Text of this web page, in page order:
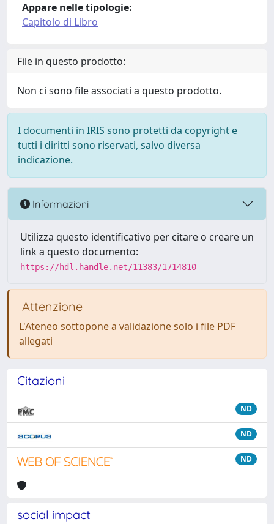
Appare nelle tipologie:
Capitolo di Libro
File in questo prodotto:
Non ci sono file associati a questo prodotto.
I documenti in IRIS sono protetti da copyright e
tutti i diritti sono riservati, salvo diversa
indicazione.
Informazioni
Utilizza questo identificativo per citare o creare un
link a questo documento:
https://hdl.handle.net/11383/1714810
Attenzione
L'Ateneo sottopone a validazione solo i file PDF
allegati
Citazioni
ND
ND
ND
social impact